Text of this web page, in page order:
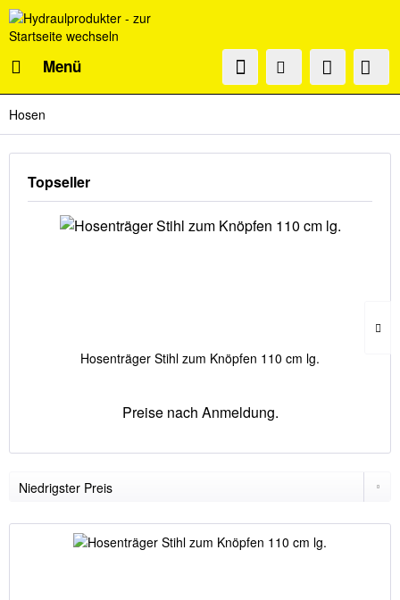
Menü
Hosen
Topseller
Hosenträger Stihl zum Knöpfen 110 cm lg.
Preise nach Anmeldung.